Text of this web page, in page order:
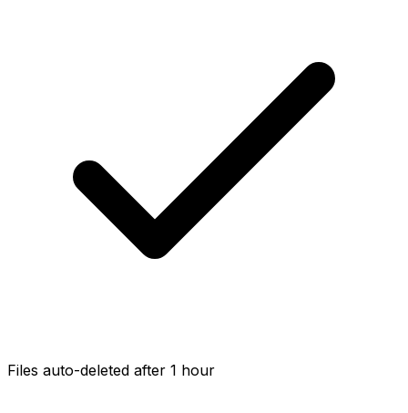
Files auto-deleted after 1 hour